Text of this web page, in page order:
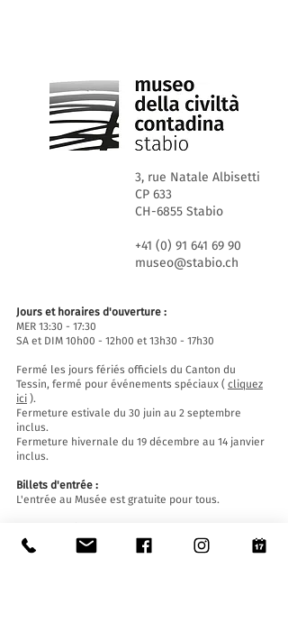
3, rue Natale Albisetti
CP 633
CH-6855 Stabio
+41 (0) 91 641 69 90
museo@stabio.ch
Jours et horaires d'ouverture :
MER 13:30 - 17:30
SA et DIM 10h00 - 12h00 et 13h30 - 17h30
Fermé les jours fériés officiels du Canton du
Tessin, fermé pour événements spéciaux ( cliquez
ici ).
Fermeture estivale du 30 juin au 2 septembre
inclus.
Fermeture hivernale du 19 décembre au 14 janvier
inclus.
Billets d'entrée :
L'entrée au Musée est gratuite pour tous.
Le Musée est équipé d'un ascenseur (longueur
140 cm, largeur de porte 90 cm, largeur intérieure